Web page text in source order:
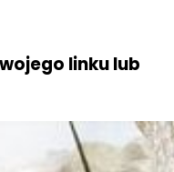
linku lub